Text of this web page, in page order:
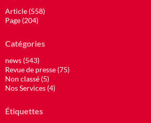
Article (558)
Page (204)
Catégories
news (543)
Revue de presse (75)
Non classé (5)
Nos Services (4)
Étiquettes